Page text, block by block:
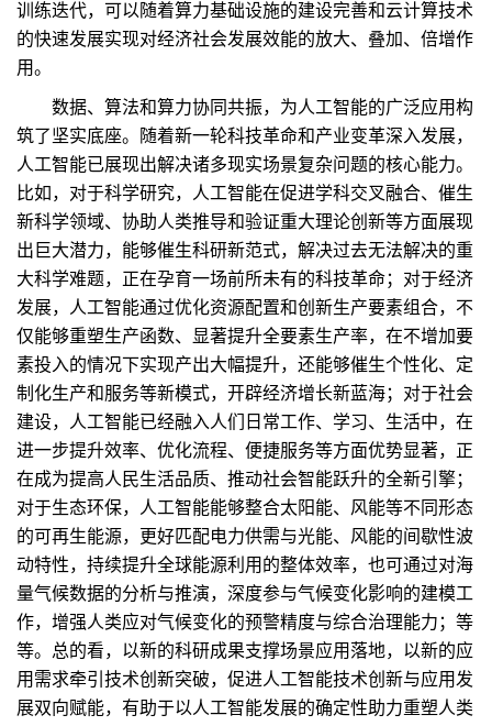
训练迭代，可以随着算力基础设施的建设完善和云计算技术
的快速发展实现对经济社会发展效能的放大、叠加、倍增作
用。
数据、算法和算力协同共振，为人工智能的广泛应用构
筑了坚实底座。随着新一轮科技革命和产业变革深入发展，
人工智能已展现出解决诸多现实场景复杂问题的核心能力。
比如，对于科学研究，人工智能在促进学科交叉融合、催生
新科学领域、协助人类推导和验证重大理论创新等方面展现
出巨大潜力，能够催生科研新范式，解决过去无法解决的重
大科学难题，正在孕育一场前所未有的科技革命；对于经济
发展，人工智能通过优化资源配置和创新生产要素组合，不
仅能够重塑生产函数、显著提升全要素生产率，在不增加要
素投入的情况下实现产出大幅提升，还能够催生个性化、定
制化生产和服务等新模式，开辟经济增长新蓝海；对于社会
建设，人工智能已经融入人们日常工作、学习、生活中，在
进一步提升效率、优化流程、便捷服务等方面优势显著，正
在成为提高人民生活品质、推动社会智能跃升的全新引擎；
对于生态环保，人工智能能够整合太阳能、风能等不同形态
的可再生能源，更好匹配电力供需与光能、风能的间歇性波
动特性，持续提升全球能源利用的整体效率，也可通过对海
量气候数据的分析与推演，深度参与气候变化影响的建模工
作，增强人类应对气候变化的预警精度与综合治理能力；等
等。总的看，以新的科研成果支撑场景应用落地，以新的应
用需求牵引技术创新突破，促进人工智能技术创新与应用发
展双向赋能，有助于以人工智能发展的确定性助力重塑人类